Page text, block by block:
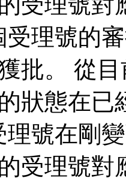
受理號的
批。 從
狀態在
號在剛
受理號對